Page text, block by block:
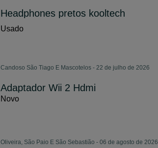
Headphones pretos kooltech
Usado
Candoso São Tiago E Mascotelos - 22 de julho de 2026
Adaptador Wii 2 Hdmi
Novo
Oliveira, São Paio E São Sebastião - 06 de agosto de 2026